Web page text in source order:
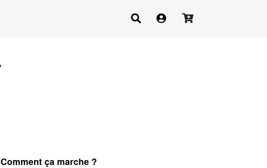
Comment ça marche ?